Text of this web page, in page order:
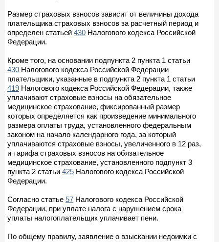
Размер страховых взносов зависит от величины дохода
плательщика страховых взносов за расчетный период и
определен статьей 430 Налогового кодекса Российской
Федерации.
Кроме того, на основании подпункта 2 пункта 1 статьи
430 Налогового кодекса Российской Федерации
плательщики, указанные в подпункта 2 пункта 1 статьи
419 Налогового кодекса Российской Федерации, также
уплачивают страховые взносы на обязательное
медицинское страхование, фиксированный размер
которых определяется как произведение минимального
размера оплаты труда, установленного федеральным
законом на начало календарного года, за который
уплачиваются страховые взносы, увеличенного в 12 раз,
и тарифа страховых взносов на обязательное
медицинское страхование, установленного подпункт 3
пункта 2 статьи 425 Налогового кодекса Российской
Федерации.
Согласно статье 57 Налогового кодекса Российской
Федерации, при уплате налога с нарушением срока
уплаты налогоплательщик уплачивает пени.
По общему правилу, заявление о взыскании недоимки с